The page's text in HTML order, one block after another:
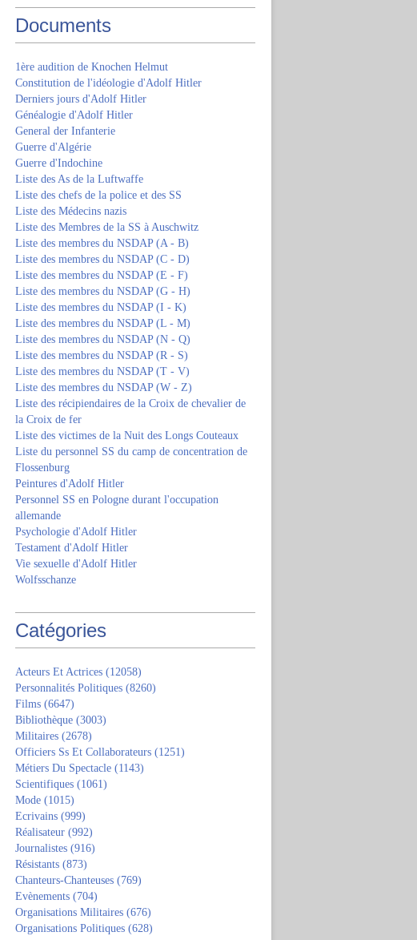
Documents
1ère audition de Knochen Helmut
Constitution de l'idéologie d'Adolf Hitler
Derniers jours d'Adolf Hitler
Généalogie d'Adolf Hitler
General der Infanterie
Guerre d'Algérie
Guerre d'Indochine
Liste des As de la Luftwaffe
Liste des chefs de la police et des SS
Liste des Médecins nazis
Liste des Membres de la SS à Auschwitz
Liste des membres du NSDAP (A - B)
Liste des membres du NSDAP (C - D)
Liste des membres du NSDAP (E - F)
Liste des membres du NSDAP (G - H)
Liste des membres du NSDAP (I - K)
Liste des membres du NSDAP (L - M)
Liste des membres du NSDAP (N - Q)
Liste des membres du NSDAP (R - S)
Liste des membres du NSDAP (T - V)
Liste des membres du NSDAP (W - Z)
Liste des récipiendaires de la Croix de chevalier de
la Croix de fer
Liste des victimes de la Nuit des Longs Couteaux
Liste du personnel SS du camp de concentration de
Flossenburg
Peintures d'Adolf Hitler
Personnel SS en Pologne durant l'occupation
allemande
Psychologie d'Adolf Hitler
Testament d'Adolf Hitler
Vie sexuelle d'Adolf Hitler
Wolfsschanze
Catégories
Acteurs Et Actrices (12058)
Personnalités Politiques (8260)
Films (6647)
Bibliothèque (3003)
Militaires (2678)
Officiers Ss Et Collaborateurs (1251)
Métiers Du Spectacle (1143)
Scientifiques (1061)
Mode (1015)
Ecrivains (999)
Réalisateur (992)
Journalistes (916)
Résistants (873)
Chanteurs-Chanteuses (769)
Evènements (704)
Organisations Militaires (676)
Organisations Politiques (628)